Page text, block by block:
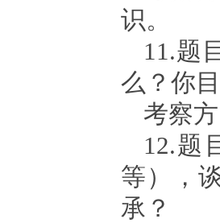
识。
11.题
么？你
考察
12.题
等），
承？